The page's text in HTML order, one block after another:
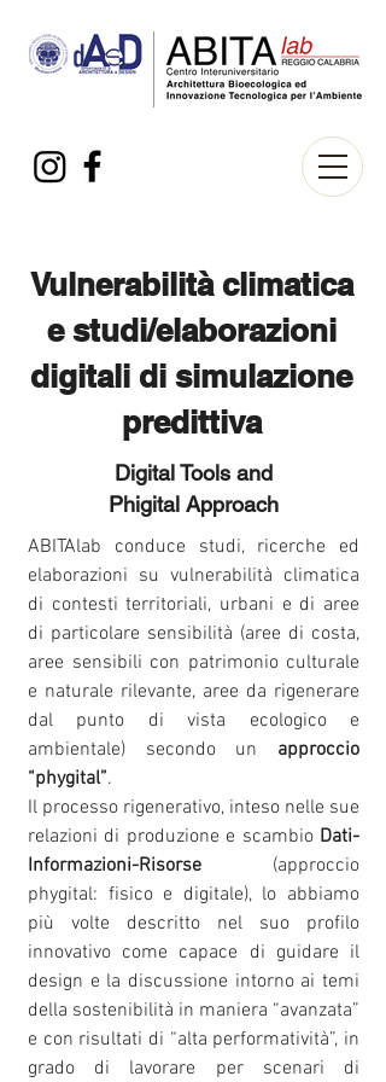
Vulnerabilità climatica
e studi/elaborazioni
digitali di simulazione
predittiva
Digital Tools and
Phigital Approach
ABITAlab conduce studi, ricerche ed
elaborazioni su vulnerabilità climatica
di contesti territoriali, urbani e di aree
di particolare sensibilità (aree di costa,
aree sensibili con patrimonio culturale
e naturale rilevante, aree da rigenerare
dal punto di vista ecologico e
ambientale) secondo un approccio
“phygital”.
Il processo rigenerativo, inteso nelle sue
relazioni di produzione e scambio Dati-
Informazioni-Risorse (approccio
phygital: fisico e digitale), lo abbiamo
più volte descritto nel suo profilo
innovativo come capace di guidare il
design e la discussione intorno ai temi
della sostenibilità in maniera “avanzata”
e con risultati di “alta performatività”, in
grado di lavorare per scenari di